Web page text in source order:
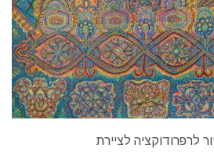
לרפרודוקציה לציירת